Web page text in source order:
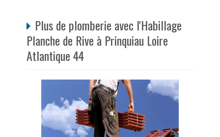
Plus de plomberie avec l'Habillage
Planche de Rive à Prinquiau Loire
Atlantique 44